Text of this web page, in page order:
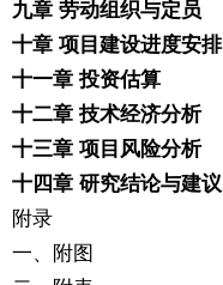
九章 劳动组织与定员
十章 项目建设进度安排
十一章 投资估算
十二章 技术经济分析
十三章 项目风险分析
十四章 研究结论与建议
附录
一、附图